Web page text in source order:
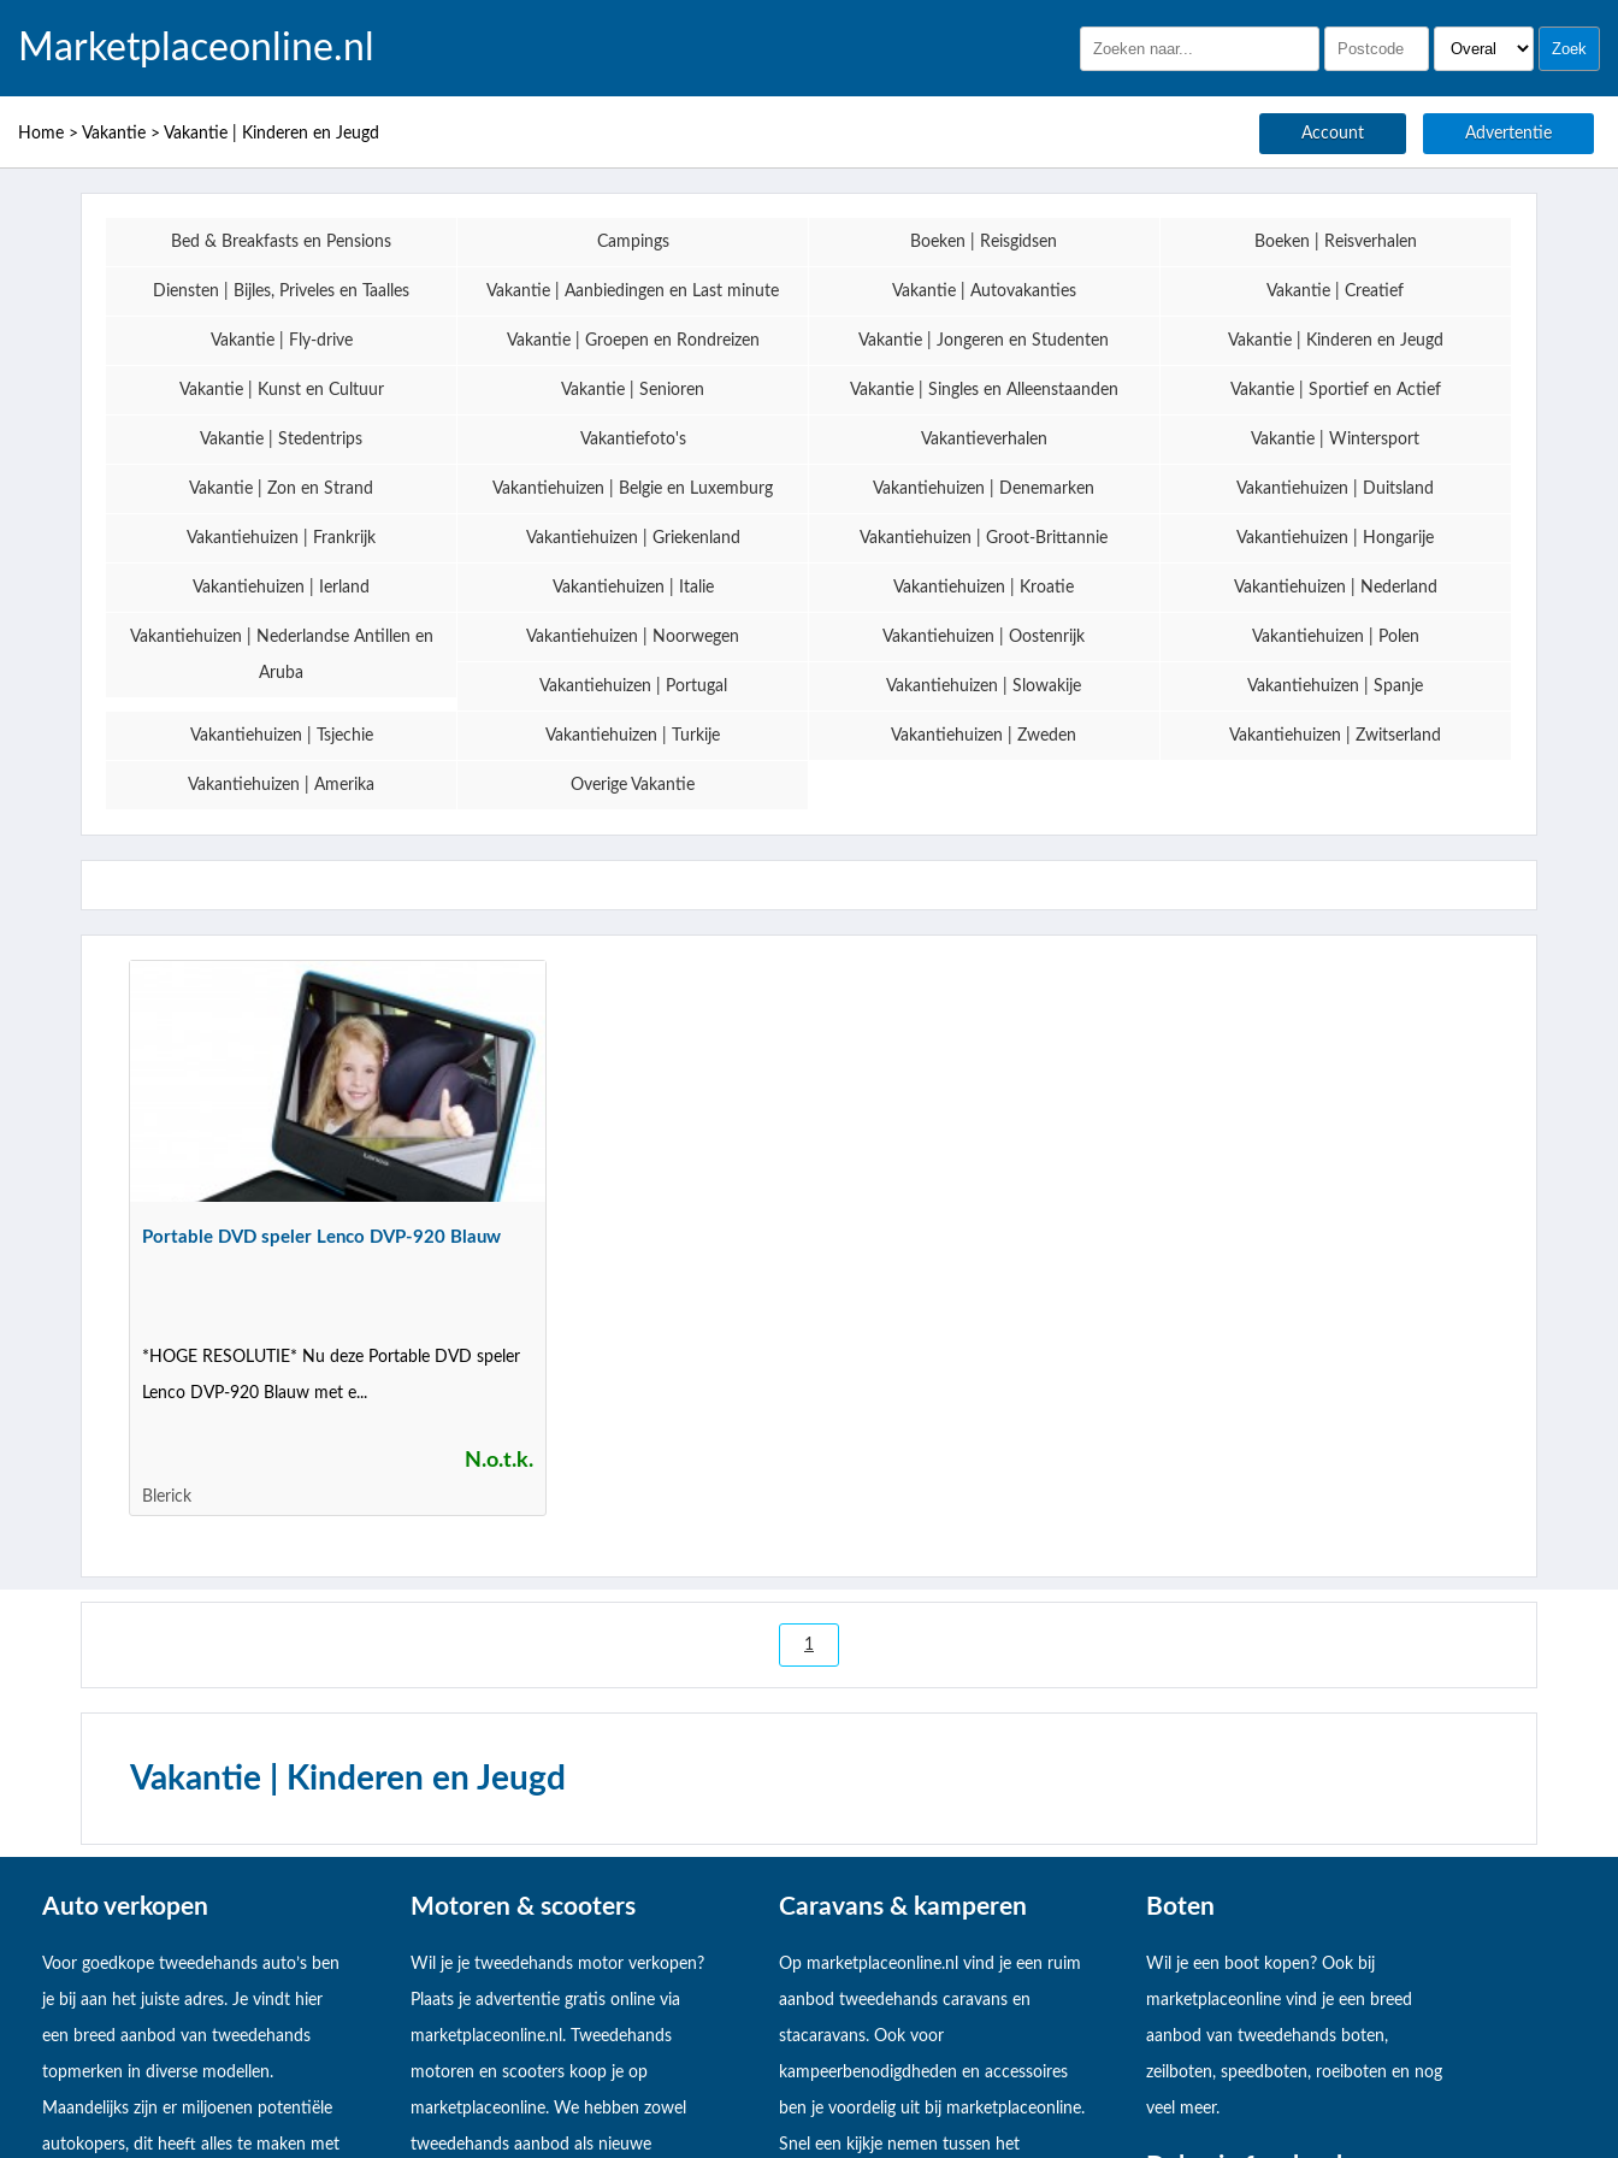
Marketplaceonline.nl
Home > Vakantie > Vakantie | Kinderen en Jeugd Account Advertentie
Bed & Breakfasts en Pensions Campings Boeken | Reisgidsen Boeken | Reisverhalen
Diensten | Bijles, Priveles en Taalles Vakantie | Aanbiedingen en Last minute Vakantie | Autovakanties Vakantie | Creatief
Vakantie | Fly-drive Vakantie | Groepen en Rondreizen Vakantie | Jongeren en Studenten Vakantie | Kinderen en Jeugd
Vakantie | Kunst en Cultuur Vakantie | Senioren Vakantie | Singles en Alleenstaanden Vakantie | Sportief en Actief
Vakantie | Stedentrips Vakantiefoto's Vakantieverhalen Vakantie | Wintersport
Vakantie | Zon en Strand Vakantiehuizen | Belgie en Luxemburg Vakantiehuizen | Denemarken Vakantiehuizen | Duitsland
Vakantiehuizen | Frankrijk Vakantiehuizen | Griekenland Vakantiehuizen | Groot-Brittannie Vakantiehuizen | Hongarije
Vakantiehuizen | Ierland Vakantiehuizen | Italie Vakantiehuizen | Kroatie Vakantiehuizen | Nederland
Vakantiehuizen | Nederlandse Antillen en
Aruba
Vakantiehuizen | Noorwegen Vakantiehuizen | Oostenrijk Vakantiehuizen | Polen
Vakantiehuizen | Portugal Vakantiehuizen | Slowakije Vakantiehuizen | Spanje
Vakantiehuizen | Tsjechie Vakantiehuizen | Turkije Vakantiehuizen | Zweden Vakantiehuizen | Zwitserland
Vakantiehuizen | Amerika Overige Vakantie
Portable DVD speler Lenco DVP-920 Blauw
*HOGE RESOLUTIE* Nu deze Portable DVD speler
Lenco DVP-920 Blauw met e...
N.o.t.k.
Blerick
1
Vakantie | Kinderen en Jeugd
Auto verkopen
Voor goedkope tweedehands auto’s ben
je bij aan het juiste adres. Je vindt hier
een breed aanbod van tweedehands
topmerken in diverse modellen.
Maandelijks zijn er miljoenen potentiële
autokopers, dit heeft alles te maken met
Motoren & scooters
Wil je je tweedehands motor verkopen?
Plaats je advertentie gratis online via
marketplaceonline.nl. Tweedehands
motoren en scooters koop je op
marketplaceonline. We hebben zowel
tweedehands aanbod als nieuwe
Caravans & kamperen
Op marketplaceonline.nl vind je een ruim
aanbod tweedehands caravans en
stacaravans. Ook voor
kampeerbenodigdheden en accessoires
ben je voordelig uit bij marketplaceonline.
Snel een kijkje nemen tussen het
Boten
Wil je een boot kopen? Ook bij
marketplaceonline vind je een breed
aanbod van tweedehands boten,
zeilboten, speedboten, roeiboten en nog
veel meer.